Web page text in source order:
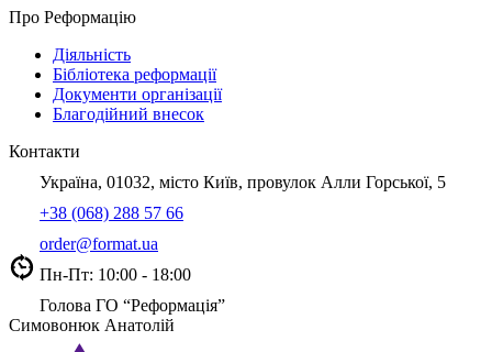
Про Реформацію
Діяльність
Бібліотека реформації
Документи організації
Благодійний внесок
Контакти
Україна, 01032, місто Київ, провулок Алли Горської, 5
+38 (068) 288 57 66
order@format.ua
Пн-Пт: 10:00 - 18:00
Голова ГО “Реформація”
Симовонюк Анатолій